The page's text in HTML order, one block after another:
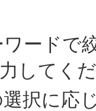
ードで
してく
択に応